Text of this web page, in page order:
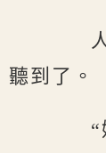
人
聽到了。
“她